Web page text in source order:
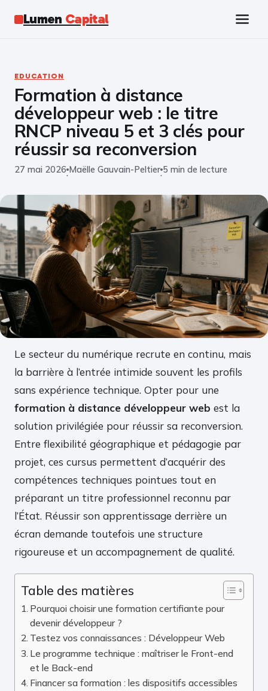
Lumen Capital
Business
Finance
Marketing
Emploi
EDUCATION
Formation à distance
développeur web : le titre
RNCP niveau 5 et 3 clés pour
réussir sa reconversion
27 mai 2026
·
Maëlle Gauvain-Peltier
·
5 min de lecture
Le secteur du numérique recrute en continu, mais
la barrière à l’entrée intimide souvent les profils
sans expérience technique. Opter pour une
formation à distance développeur web est la
solution privilégiée pour réussir sa reconversion.
Entre flexibilité géographique et pédagogie par
projet, ces cursus permettent d’acquérir des
compétences techniques pointues tout en
préparant un titre professionnel reconnu par
l’État. Réussir son apprentissage derrière un
écran demande toutefois une structure
rigoureuse et un accompagnement de qualité.
Table des matières
Pourquoi choisir une formation certifiante pour
devenir développeur ?
Testez vos connaissances : Développeur Web
Le programme technique : maîtriser le Front-end
et le Back-end
Financer sa formation : les dispositifs accessibles